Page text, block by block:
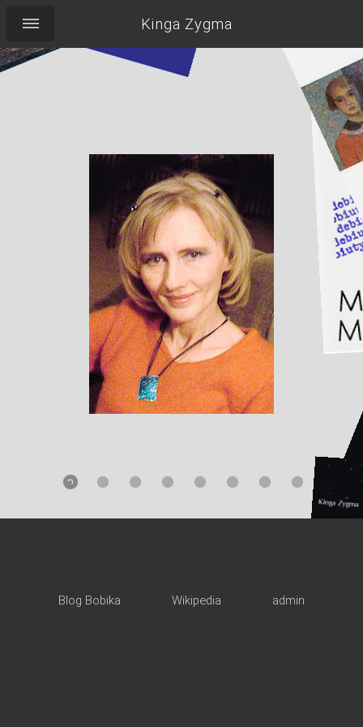
Kinga Zygma
Pocieszyć Labradorkę,
wypić herbatę,
pilnować torebki,
nie zapomnieć o
uśmiechu...
Blog Bobika Wikipedia admin